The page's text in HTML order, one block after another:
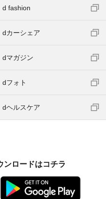
d fashion
dカーシェア
dマガジン
dフォト
dヘルスケア
ンロードはコチラ